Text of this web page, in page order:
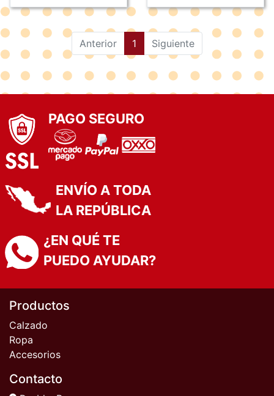
Anterior 1 (current)
Siguiente
PAGO SEGURO
ENVÍO A TODA
LA REPÚBLICA
¿EN QUÉ TE
PUEDO AYUDAR?
Productos
Calzado
Ropa
Accesorios
Contacto